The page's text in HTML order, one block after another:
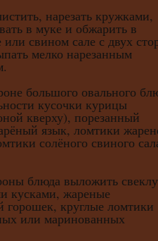
нарезать кружками,
в муке и обжарить в
или свином сале с двух
мелко нарезанным
большого овального
кусочки курицы
кверху), порезанный
язык, ломтики
солёного свиного
блюда выложить
кусками, жареные
горошек, круглые ломтики
или маринованных